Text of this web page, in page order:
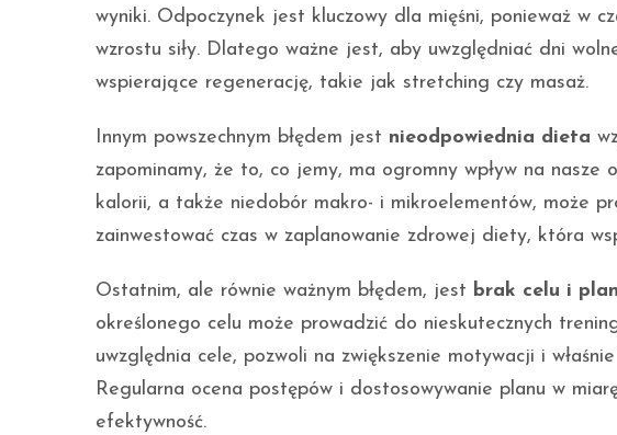
wyniki. Odpoczynek jest kluczowy dla mięśni, ponieważ w
wzrostu siły. Dlatego ważne jest, aby uwzględniać dni
wspierające regenerację, takie jak stretching czy masaż.
Innym powszechnym błędem jest nieodpowiednia dieta
zapominamy, że to, co jemy, ma ogromny wpływ na nasze
kalorii, a także niedobór makro- i mikroelementów, może
zainwestować czas w zaplanowanie zdrowej diety, która
Ostatnim, ale równie ważnym błędem, jest brak celu i
określonego celu może prowadzić do nieskutecznych
uwzględnia cele, pozwoli na zwiększenie motywacji i
Regularna ocena postępów i dostosowywanie planu w
efektywność.